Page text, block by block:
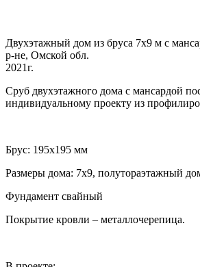
Двухэтажный дом из бруса 7х9 м с
р-не, Омской обл.
2021г.
Сруб двухэтажного дома с мансардой
индивидуальному проекту из
Брус: 195х195 мм
Размеры дома: 7х9, полутораэтажный
Фундамент свайный
Покрытие кровли – металлочерепица.